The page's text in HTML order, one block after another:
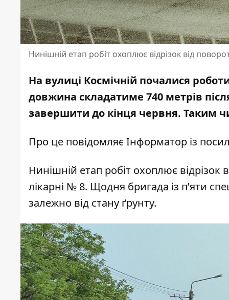
Нинішній етап робіт охоплює відрізок від
На вулиці Космічній почалися
довжина складатиме 740 метрів
завершити до кінця червня. Таким
Про це повідомляє Інформатор із
Нинішній етап робіт охоплює
лікарні № 8. Щодня бригада із п’яти
залежно від стану ґрунту.